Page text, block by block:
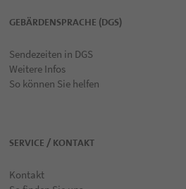
GEBÄRDENSPRACHE (DGS)
Sendezeiten in DGS
Weitere Infos
So können Sie helfen
SERVICE / KONTAKT
Kontakt